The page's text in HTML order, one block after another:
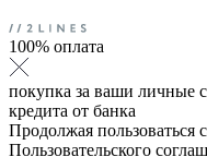
100% оплата
покупка за ваши личные
кредита от банка
Продолжая пользоваться
Пользовательского